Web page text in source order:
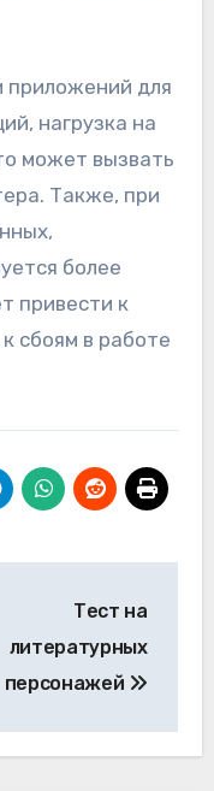
приложений для
нагрузка на
может вызвать
Также, при
более
привести к
сбоям в работе
Тест на
литературных
персонажей